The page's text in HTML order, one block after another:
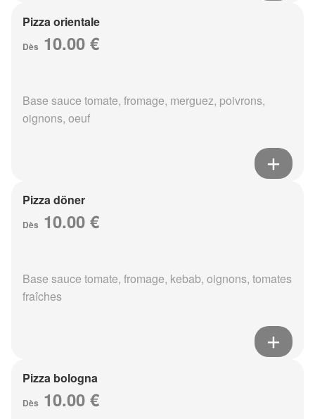
Pizza orientale
Dès 10.00 €
Base sauce tomate, fromage, merguez, poivrons,
oignons, oeuf
Pizza döner
Dès 10.00 €
Base sauce tomate, fromage, kebab, oignons, tomates
fraîches
Pizza bologna
Dès 10.00 €